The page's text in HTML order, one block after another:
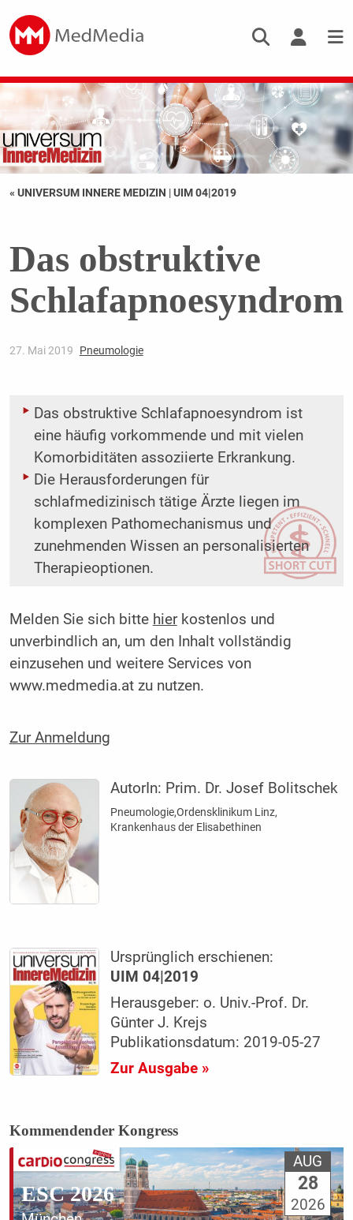
« UNIVERSUM INNERE MEDIZIN |UIM 04|2019
Das obstruktive
Schlafapnoesyndrom
27. Mai 2019 Pneumologie
Das obstruktive Schlafapnoesyndrom ist
eine häufig vorkommende und mit vielen
Komorbiditäten assoziierte Erkrankung.
Die Herausforderungen für
schlafmedizinisch tätige Ärzte liegen im
komplexen Pathomechanismus und
zunehmenden Wissen an personalisierten
Therapieoptionen.
Melden Sie sich bitte hierkostenlos und
unverbindlich an, um den Inhalt vollständig
einzusehen und weitere Services von
www.medmedia.at zu nutzen.
Zur Anmeldung
AutorIn: Prim. Dr. Josef Bolitschek
Pneumologie,Ordensklinikum Linz,
Krankenhaus der Elisabethinen
Ursprünglich erschienen:
UIM 04|2019
Herausgeber: o. Univ.-Prof. Dr.
Günter J. Krejs
Publikationsdatum: 2019-05-27
Zur Ausgabe »
Kommendender Kongress
ESC 2026
AUG
28
2026